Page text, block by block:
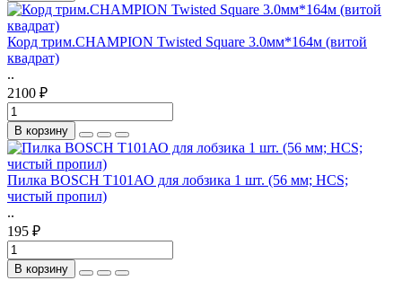
Корд трим.CHAMPION Twisted Square 3.0мм*164м (витой
квадрат)
..
2100 ₽
В корзину
Пилка BOSCH T101АО для лобзика 1 шт. (56 мм; HCS;
чистый пропил)
..
195 ₽
В корзину